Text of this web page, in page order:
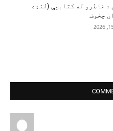
د خاطرو له کتابچې (لنډه
چخوف